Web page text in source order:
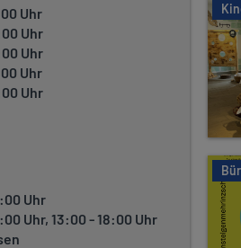
Uhr
Uhr
Uhr
Uhr
Uhr
Uhr
Uhr, 13:00 - 18:00 Uhr